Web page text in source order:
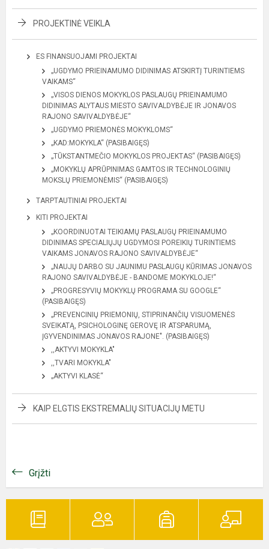
PROJEKTINĖ VEIKLA
ES FINANSUOJAMI PROJEKTAI
„UGDYMO PRIEINAMUMO DIDINIMAS ATSKIRTĮ TURINTIEMS
VAIKAMS“
„VISOS DIENOS MOKYKLOS PASLAUGŲ PRIEINAMUMO
DIDINIMAS ALYTAUS MIESTO SAVIVALDYBĖJE IR JONAVOS
RAJONO SAVIVALDYBĖJE“
„UGDYMO PRIEMONĖS MOKYKLOMS“
„KAD:MOKYKLA“ (PASIBAIGĘS)
„TŪKSTANTMEČIO MOKYKLOS PROJEKTAS“ (PASIBAIGĘS)
„MOKYKLŲ APRŪPINIMAS GAMTOS IR TECHNOLOGINIŲ
MOKSLŲ PRIEMONĖMIS“ (PASIBAIGĘS)
TARPTAUTINIAI PROJEKTAI
KITI PROJEKTAI
„KOORDINUOTAI TEIKIAMŲ PASLAUGŲ PRIEINAMUMO
DIDINIMAS SPECIALIŲJŲ UGDYMOSI POREIKIŲ TURINTIEMS
VAIKAMS JONAVOS RAJONO SAVIVALDYBĖJE“
„NAUJŲ DARBO SU JAUNIMU PASLAUGŲ KŪRIMAS JONAVOS
RAJONO SAVIVALDYBĖJE - BANDOME MOKYKLOJE!“
​​​​​​​„PROGRESYVIŲ MOKYKLŲ PROGRAMA SU GOOGLE“
(PASIBAIGĘS)
„PREVENCINIŲ PRIEMONIŲ, STIPRINANČIŲ VISUOMENĖS
SVEIKATĄ, PSICHOLOGINĘ GEROVĘ IR ATSPARUMĄ,
ĮGYVENDINIMAS JONAVOS RAJONE". (PASIBAIGĘS)
,,AKTYVI MOKYKLA"
,,TVARI MOKYKLA"
„AKTYVI KLASĖ“
KAIP ELGTIS EKSTREMALIŲ SITUACIJŲ METU
Grįžti